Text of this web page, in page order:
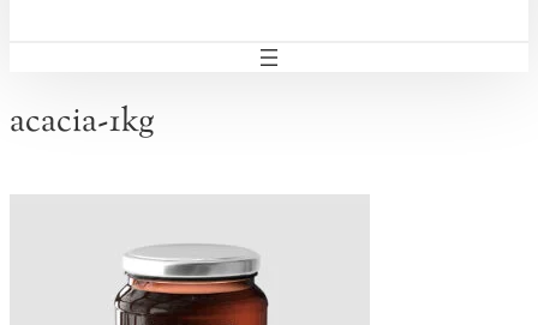
acacia-1kg